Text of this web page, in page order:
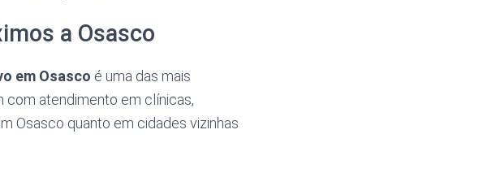
a Osasco
em Osasco é uma das mais
com atendimento em clínicas,
Osasco quanto em cidades vizinhas